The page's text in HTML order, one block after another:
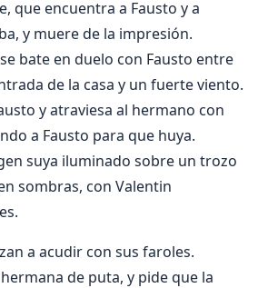
que encuentra a Fausto y a
y muere de la impresión.
bate en duelo con Fausto entre
de la casa y un fuerte viento.
y atraviesa al hermano con
a Fausto para que huya.
suya iluminado sobre un trozo
sombras, con Valentin
a acudir con sus faroles.
de puta, y pide que la